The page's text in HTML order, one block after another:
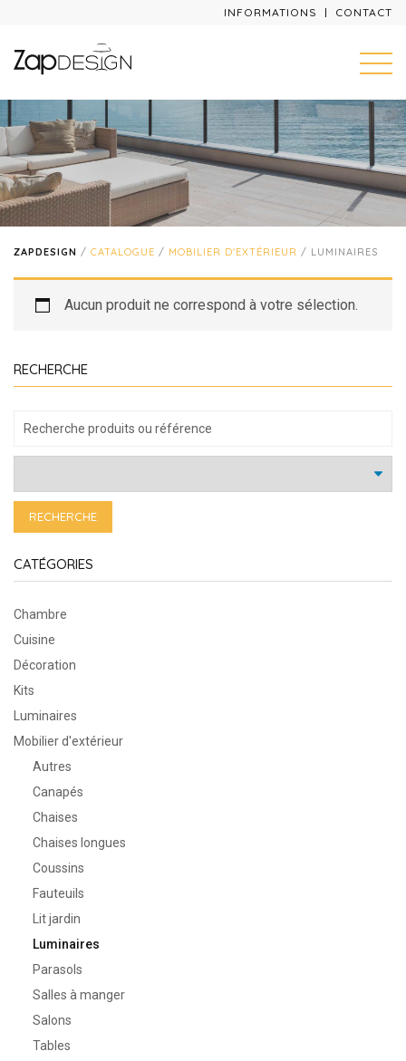
INFORMATIONS CONTACT
ZAPDESIGN / CATALOGUE / MOBILIER D'EXTÉRIEUR / LUMINAIRES
RECHERCHE
RECHERCHE
CATÉGORIES
Chambre
Cuisine
Décoration
Kits
Luminaires
Mobilier d'extérieur
Autres
Canapés
Chaises
Chaises longues
Coussins
Fauteuils
Lit jardin
Luminaires
Parasols
Salles à manger
Salons
Tables
Aucun produit ne correspond à votre sélection.